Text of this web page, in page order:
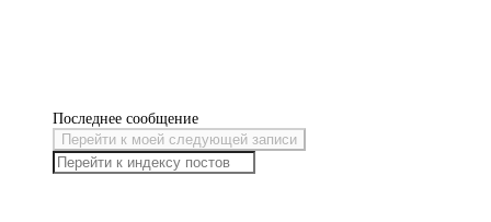
Последнее сообщение
Перейти к моей следующей записи